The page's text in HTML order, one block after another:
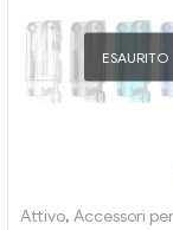
ESAURITO
Attivo, Accessori per